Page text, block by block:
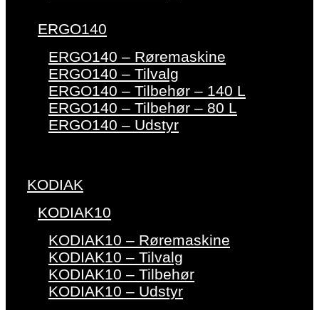
ERGO140
ERGO140 – Røremaskine
ERGO140 – Tilvalg
ERGO140 – Tilbehør – 140 L
ERGO140 – Tilbehør – 80 L
ERGO140 – Udstyr
KODIAK
KODIAK10
KODIAK10 – Røremaskine
KODIAK10 – Tilvalg
KODIAK10 – Tilbehør
KODIAK10 – Udstyr